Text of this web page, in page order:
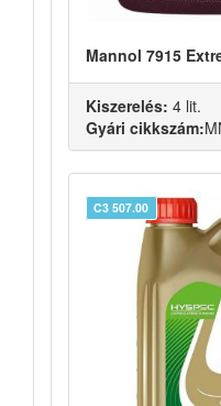
Mannol 7915
Kiszerelés: 4 lit.
Gyári cikkszám:
C3 507.00